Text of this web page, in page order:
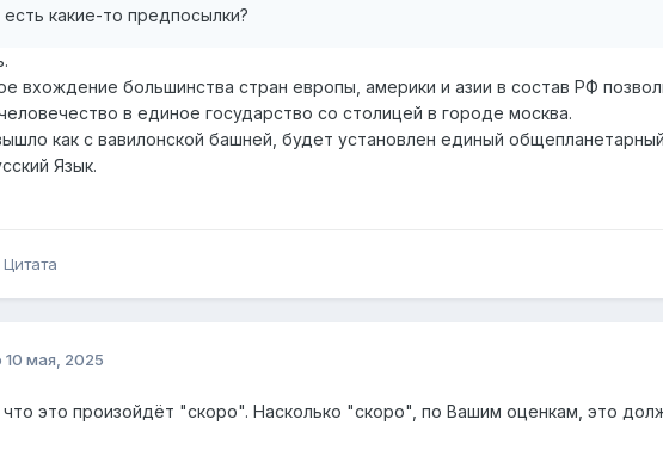
какие-то предпосылки?
вхождение большинства стран европы, америки и азии в состав РФ
в единое государство со столицей в городе москва.
как с вавилонской башней, будет установлен единый
Язык.
Цитата
10 мая, 2025
что это произойдёт "скоро". Насколько "скоро", по Вашим оценкам, это